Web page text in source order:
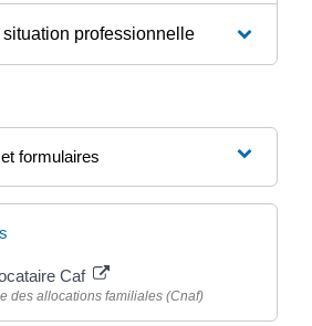
professionnelle
formulaires
Caf
des allocations familiales (Cnaf)